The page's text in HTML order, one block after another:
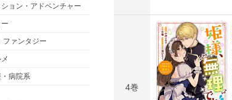
ション・アドベンチャー
ファンタジー
・病院系
4巻